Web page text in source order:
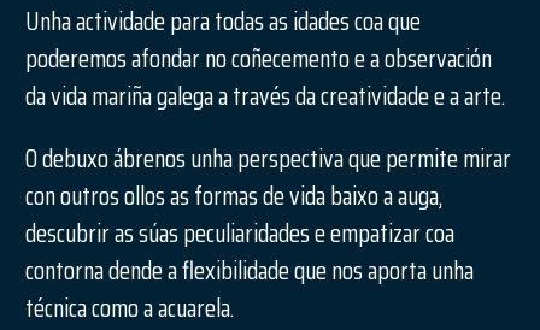
Unha actividade para todas as idades coa que
poderemos afondar no coñecemento e a observación
da vida mariña galega a través da creatividade e a arte.
O debuxo ábrenos unha perspectiva que permite mirar
con outros ollos as formas de vida baixo a auga,
descubrir as súas peculiaridades e empatizar coa
contorna dende a flexibilidade que nos aporta unha
técnica como a acuarela.